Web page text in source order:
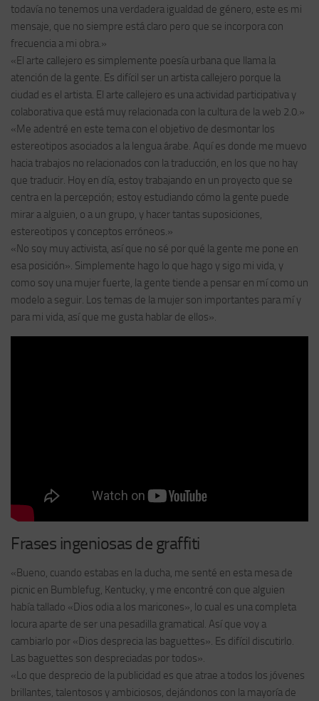
todavía no tenemos una verdadera igualdad de género, este es mi
mensaje, que no siempre está claro pero que se incorpora con
frecuencia a mi obra.»
«El arte callejero es simplemente poesía urbana que llama la
atención de la gente. Es difícil ser un artista callejero porque la
ciudad es el artista. El arte callejero es una actividad participativa y
colaborativa que está muy relacionada con la cultura de la web 2.0.»
«Me adentré en este tema con el objetivo de desmontar los
estereotipos asociados a la lengua árabe. Aquí es donde me muevo
hacia trabajos no relacionados con la traducción, en los que no hay
que traducir. Hoy en día, estoy trabajando en un proyecto que se
centra en la percepción; estoy estudiando cómo la gente puede
mirar a alguien, o a un grupo, y hacer tantas suposiciones,
estereotipos y conceptos erróneos.»
«No soy muy activista, así que no sé por qué la gente me pone en
esa posición». Simplemente hago lo que hago y sigo mi vida, y
como soy una mujer fuerte, la gente tiende a pensar en mí como un
modelo a seguir. Los temas de la mujer son importantes para mí y
para mi vida, así que me gusta hablar de ellos».
Frases ingeniosas de graffiti
«Bueno, cuando estabas en la ducha, me senté en esta mesa de
picnic en Bumblefug, Kentucky, y me encontré con que alguien
había tallado «Dios odia a los maricones», lo cual es una completa
locura aparte de ser una pesadilla gramatical. Así que voy a
cambiarlo por «Dios desprecia las baguettes». Es difícil discutirlo.
Las baguettes son despreciadas por todos».
«Lo que desprecio de la publicidad es que atrae a todos los jóvenes
brillantes, talentosos y ambiciosos, dejándonos con la mayoría de